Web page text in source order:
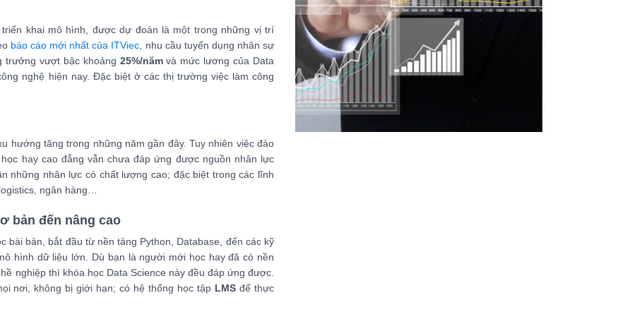
khai mô hình, được dự đoán là một trong những vị trí
báo cáo mới nhất của ITViec , nhu cầu tuyển dụng nhân sự
trưởng vượt bậc khoảng 25%/nămvà mức lương của Data
nghệ hiện nay. Đặc biệt ở các thị trường việc làm công
hướng tăng trong những năm gần đây. Tuy nhiên việc đào
hay cao đẳng vẫn chưa đáp ứng được nguồn nhân lực
những nhân lực có chất lượng cao; đặc biệt trong các lĩnh
ngân hàng…
bản đến nâng cao
bài bản, bắt đầu từ nền tảng Python, Database, đến các kỹ
hình dữ liệu lớn. Dù bạn là người mới học hay đã có nền
nghiệp thì khóa học Data Science này đều đáp ứng được.
nơi, không bị giới hạn; có hệ thống học tập LMS để thực